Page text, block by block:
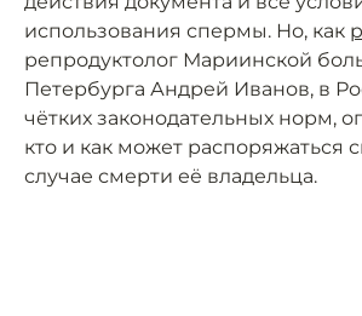
использования спермы. Но, как
репродуктолог Мариинской
Петербурга Андрей Иванов, в
чётких законодательных норм,
кто и как может распоряжаться
случае смерти её владельца.